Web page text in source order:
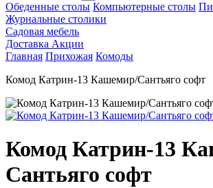
Обеденные столы Компьютерные столы
Журнальные столики
Садовая мебель
Доставка Акции
Главная Прихожая Комоды
Комод Катрин-13 Кашемир/Сантьяго софт
Комод Катрин-13
Сантьяго софт